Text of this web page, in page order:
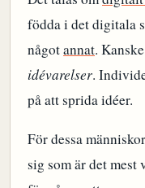
födda i det digitala
någotannat.
idévarelser.
på att sprida idéer.
För dessa
sig som är det